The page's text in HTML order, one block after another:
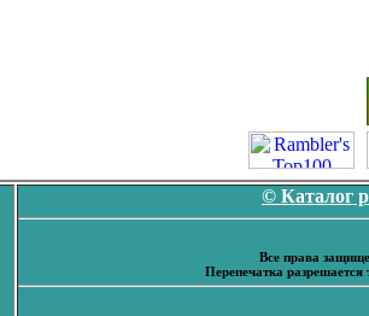
© Каталог
Все права
Перепечатка